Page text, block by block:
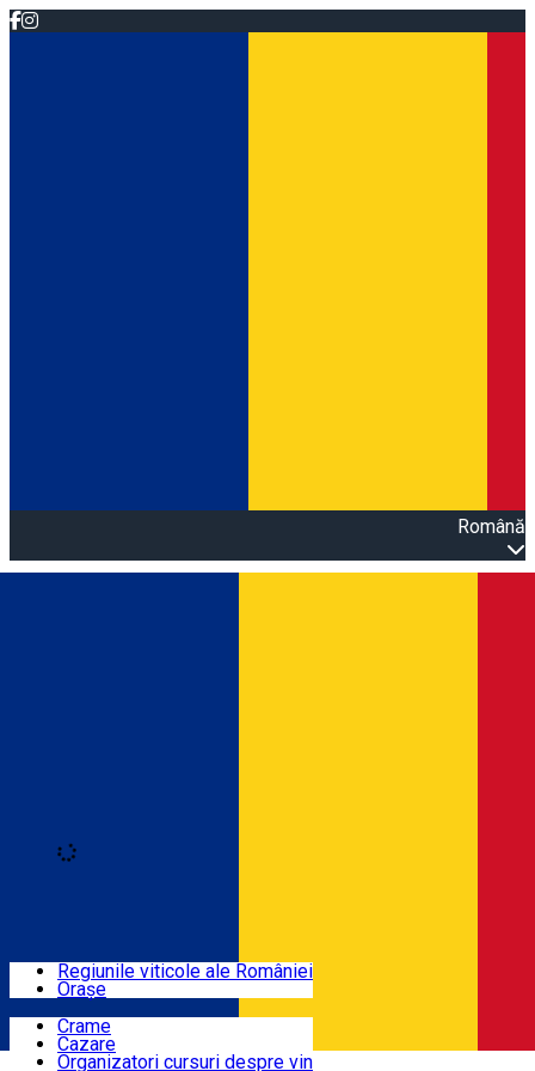
Română
Locuri cu vin
Rute
Regiunile viticole ale României
Orașe
Crame
Cazare
Organizatori cursuri despre vin